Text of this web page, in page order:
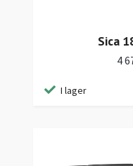
Sica
4
I lager